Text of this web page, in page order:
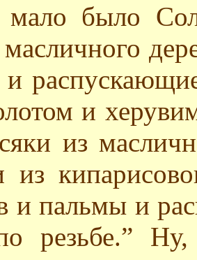
мало было
масличного
и
из
из
и пальмы и
резьбе.”